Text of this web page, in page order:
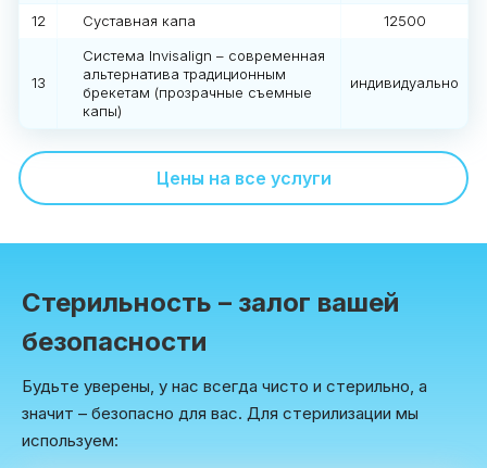
12 Суставная капа 12500
13
Система Invisalign – современная
альтернатива традиционным
брекетам (прозрачные съемные
капы)
индивидуально
Цены на все услуги
Стерильность – залог вашей
безопасности
Будьте уверены, у нас всегда чисто и стерильно, а
значит – безопасно для вас. Для стерилизации мы
используем: